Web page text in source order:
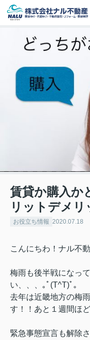
賃貸か購入か
リットデメリ
お役立ち情報 2020.07.18
こんにちわ！ナル不
梅雨も後半戦になっ
い、、、｡ﾟ(T^T)ﾟ｡
去年は近畿地方の梅
す！！あと１週間ほ
緊急事態宣言も解除